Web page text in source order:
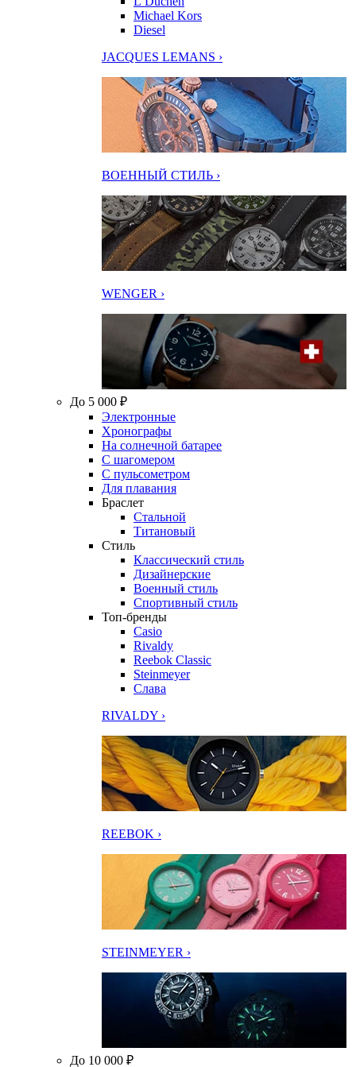
Michael Kors
Diesel
JACQUES LEMANS ›
ВОЕННЫЙ СТИЛЬ ›
WENGER ›
До 5 000 ₽
Электронные
Хронографы
На солнечной батарее
С шагомером
С пульсометром
Для плавания
Браслет
Стальной
Титановый
Стиль
Классический стиль
Дизайнерские
Военный стиль
Спортивный стиль
Топ-бренды
Casio
Rivaldy
Reebok Classic
Steinmeyer
Слава
RIVALDY ›
REEBOK ›
STEINMEYER ›
До 10 000 ₽